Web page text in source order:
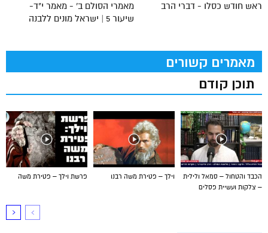
מאמרי הסולם ב' - מאמר י"ד-
שיעור 5 | ישראל מונים ללבנה
ראש חודש כסלו - דברי הרב
מאמרים קשורים
תוכן קודם
פרשת וילך – פטירת משה וילך – פטירת משה רבנו
הכבד והטחול – סמאל ולילית
– צלקות ועשיית פסלים